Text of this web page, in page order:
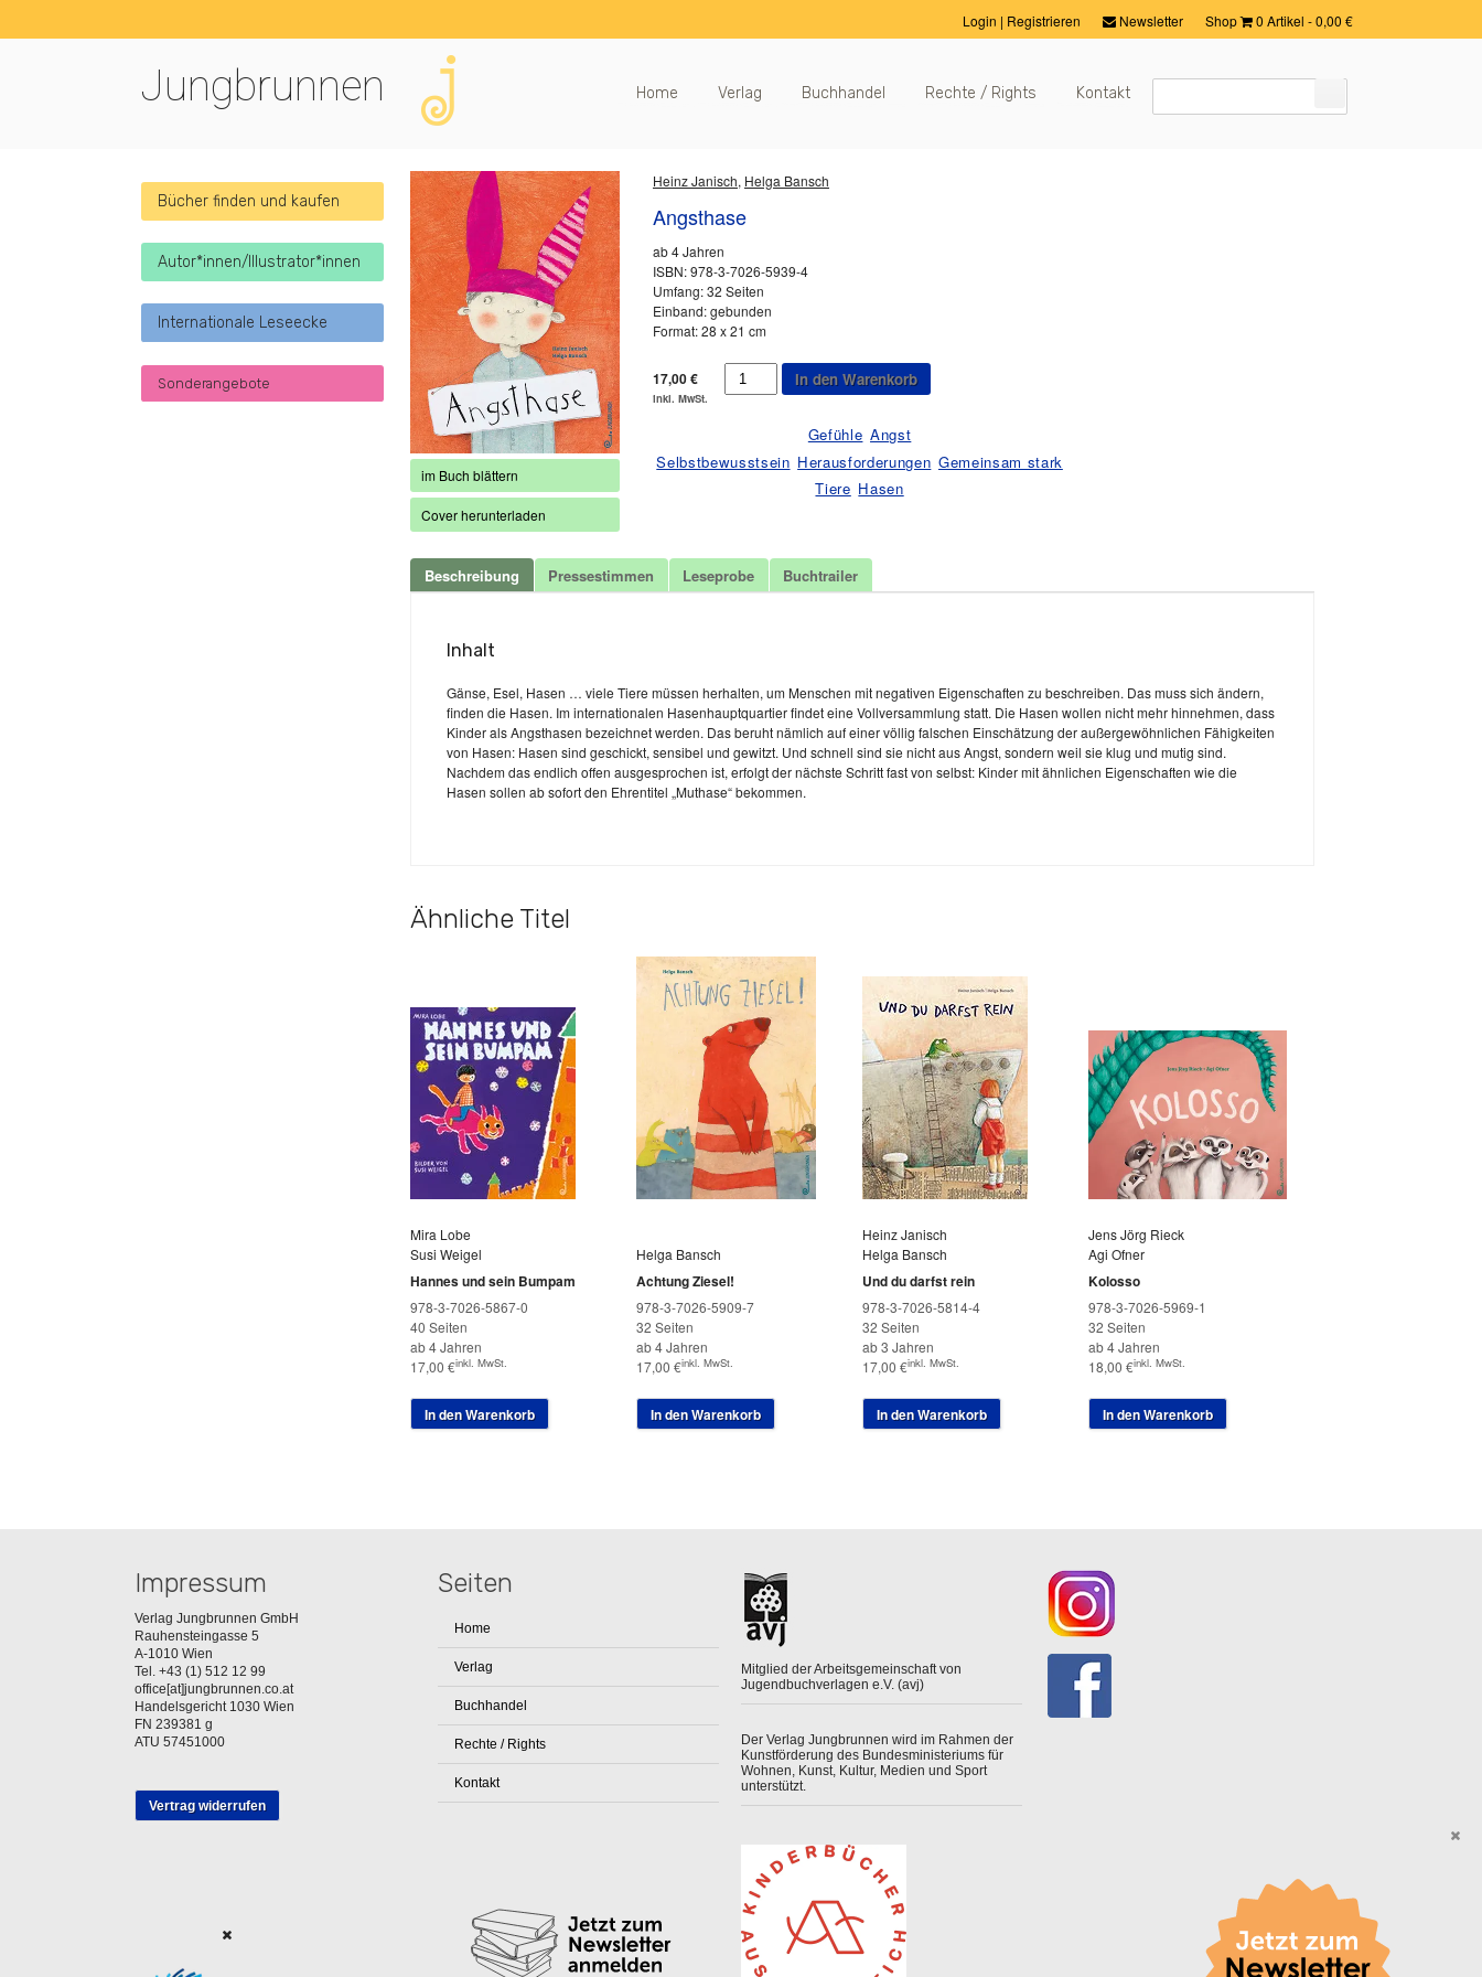
Shop 0 Artikel -0,00 €
Newsletter
Login | Registrieren
Jungbrunnen Home Verlag Buchhandel Rechte / Rights Kontakt
im Buch blättern
Cover herunterladen
Heinz Janisch, Helga Bansch
Angsthase
ab 4 Jahren
ISBN: 978-3-7026-5939-4
Umfang: 32 Seiten
Einband: gebunden
Format: 28 x 21 cm
17,00€
inkl. MwSt.
Angsthase
Menge
In den Warenkorb
Gefühle Angst
Selbstbewusstsein Herausforderungen Gemeinsam stark
Tiere Hasen
Beschreibung Pressestimmen Leseprobe Buchtrailer
Inhalt
Gänse, Esel, Hasen … viele Tiere müssen herhalten, um Menschen mit negativen Eigenschaften zu beschreiben. Das muss sich ändern,
finden die Hasen. Im internationalen Hasenhauptquartier findet eine Vollversammlung statt. Die Hasen wollen nicht mehr hinnehmen, dass
Kinder als Angsthasen bezeichnet werden. Das beruht nämlich auf einer völlig falschen Einschätzung der außergewöhnlichen Fähigkeiten
von Hasen: Hasen sind geschickt, sensibel und gewitzt. Und schnell sind sie nicht aus Angst, sondern weil sie klug und mutig sind.
Nachdem das endlich offen ausgesprochen ist, erfolgt der nächste Schritt fast von selbst: Kinder mit ähnlichen Eigenschaften wie die
Hasen sollen ab sofort den Ehrentitel „Muthase“ bekommen.
Ähnliche Titel
Mira Lobe
Susi Weigel
Hannes und sein Bumpam
978-3-7026-5867-0
40 Seiten
ab 4 Jahren
17,00 €inkl. MwSt.
In den Warenkorb
Helga Bansch
Achtung Ziesel!
978-3-7026-5909-7
32 Seiten
ab 4 Jahren
17,00 €inkl. MwSt.
In den Warenkorb
Heinz Janisch
Helga Bansch
Und du darfst rein
978-3-7026-5814-4
32 Seiten
ab 3 Jahren
17,00 €inkl. MwSt.
In den Warenkorb
Jens Jörg Rieck
Agi Ofner
Kolosso
978-3-7026-5969-1
32 Seiten
ab 4 Jahren
18,00 €inkl. MwSt.
In den Warenkorb
Bücher finden und kaufen
Autor*innen/Illustrator*innen
Internationale Leseecke
Sonderangebote
Impressum
Verlag Jungbrunnen GmbH
Rauhensteingasse 5
A-1010 Wien
Tel. +43 (1) 512 12 99
office[at]jungbrunnen.co.at
Handelsgericht 1030 Wien
FN 239381 g
ATU 57451000
Vertrag widerrufen
Seiten
Home
Verlag
Buchhandel
Rechte / Rights
Kontakt
Mitglied der Arbeitsgemeinschaft von
Jugendbuchverlagen e.V. (avj)
Der Verlag Jungbrunnen wird im Rahmen der
Kunstförderung des Bundesministeriums für
Wohnen, Kunst, Kultur, Medien und Sport
unterstützt.